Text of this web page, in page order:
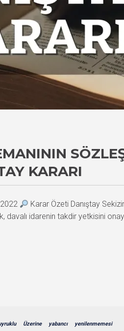
KARARI
Karar Özeti Danıştay
idarenin takdir yetkisini
Üzerine yabancı yenilenmemesi